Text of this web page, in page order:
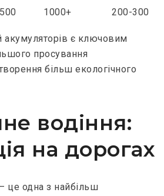
1000+ 200-300
акумуляторів є ключовим
просування
більш екологічного
водіння:
на дорогах
це одна з найбільш